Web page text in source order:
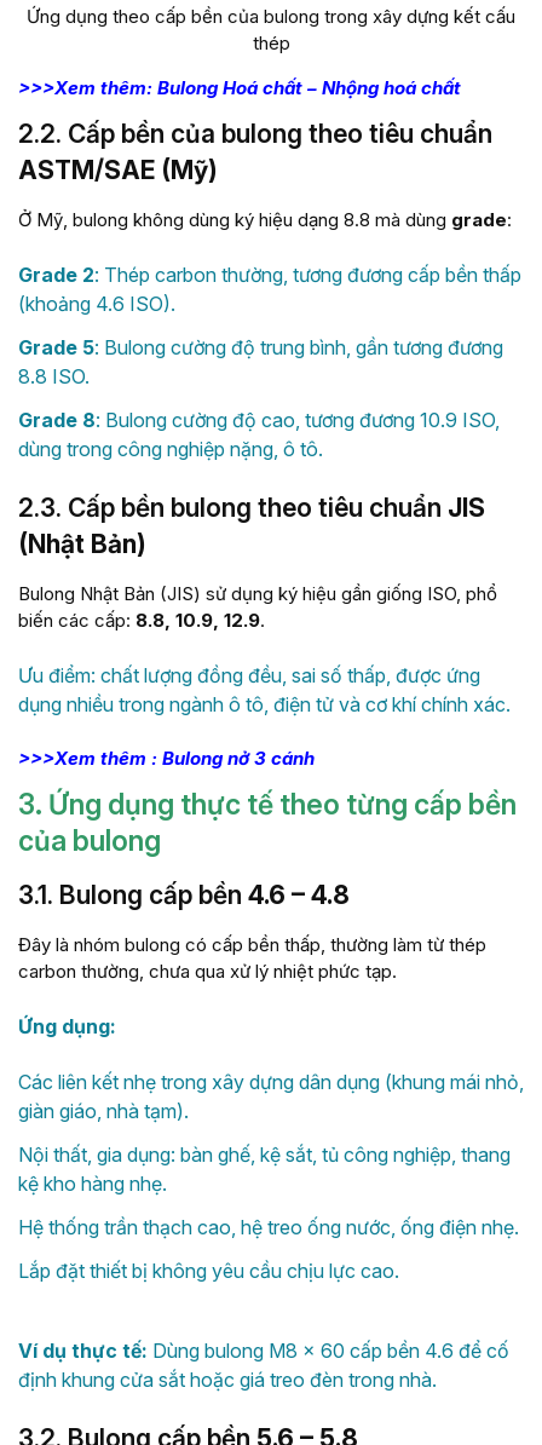
Ứng dụng theo cấp bền của bulong trong xây dựng kết cấu
thép
>>>Xem thêm: Bulong Hoá chất – Nhộng hoá chất
2.2. Cấp bền của bulong theo tiêu chuẩn
ASTM/SAE (Mỹ)
Ở Mỹ, bulong không dùng ký hiệu dạng 8.8 mà dùng grade:
Grade 2: Thép carbon thường, tương đương cấp bền thấp
(khoảng 4.6 ISO).
Grade 5: Bulong cường độ trung bình, gần tương đương
8.8 ISO.
Grade 8: Bulong cường độ cao, tương đương 10.9 ISO,
dùng trong công nghiệp nặng, ô tô.
2.3. Cấp bền bulong theo tiêu chuẩn JIS
(Nhật Bản)
Bulong Nhật Bản (JIS) sử dụng ký hiệu gần giống ISO, phổ
biến các cấp: 8.8, 10.9, 12.9.
Ưu điểm: chất lượng đồng đều, sai số thấp, được ứng
dụng nhiều trong ngành ô tô, điện tử và cơ khí chính xác.
>>>Xem thêm : Bulong nở 3 cánh
3. Ứng dụng thực tế theo từng cấp bền
của bulong
3.1. Bulong cấp bền 4.6 – 4.8
Đây là nhóm bulong có cấp bền thấp, thường làm từ thép
carbon thường, chưa qua xử lý nhiệt phức tạp.
Ứng dụng:
Các liên kết nhẹ trong xây dựng dân dụng (khung mái nhỏ,
giàn giáo, nhà tạm).
Nội thất, gia dụng: bàn ghế, kệ sắt, tủ công nghiệp, thang
kệ kho hàng nhẹ.
Hệ thống trần thạch cao, hệ treo ống nước, ống điện nhẹ.
Lắp đặt thiết bị không yêu cầu chịu lực cao.
Ví dụ thực tế: Dùng bulong M8 × 60 cấp bền 4.6 để cố
định khung cửa sắt hoặc giá treo đèn trong nhà.
3.2. Bulong cấp bền 5.6 – 5.8